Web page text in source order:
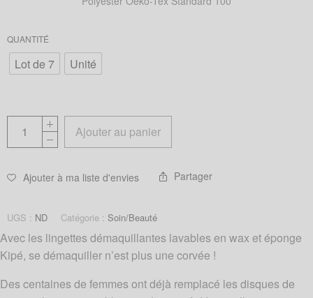
QUANTITÉ
Lot de 7 Unité
Ajouter au panier
Ajouter à ma liste d'envies Partager
UGS : ND Catégorie : Soin/Beauté
Avec les lingettes démaquillantes lavables en wax et éponge
Kipé, se démaquiller n’est plus une corvée !
Des centaines de femmes ont déjà remplacé les disques de